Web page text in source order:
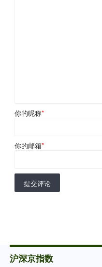
你的昵称*
你的邮箱*
提交评论
沪深京指数